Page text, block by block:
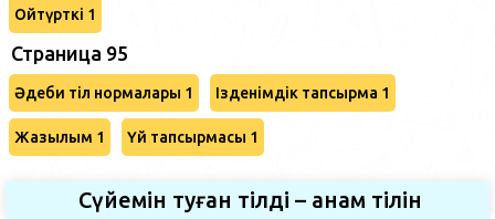
Ойтүрткі 1
Страница 95
Әдеби тіл нормалары 1 Ізденімдік тапсырма 1
Жазылым 1 Үй тапсырмасы 1
Сүйемін туған тілді – анам тілін